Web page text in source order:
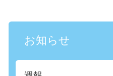
お知らせ